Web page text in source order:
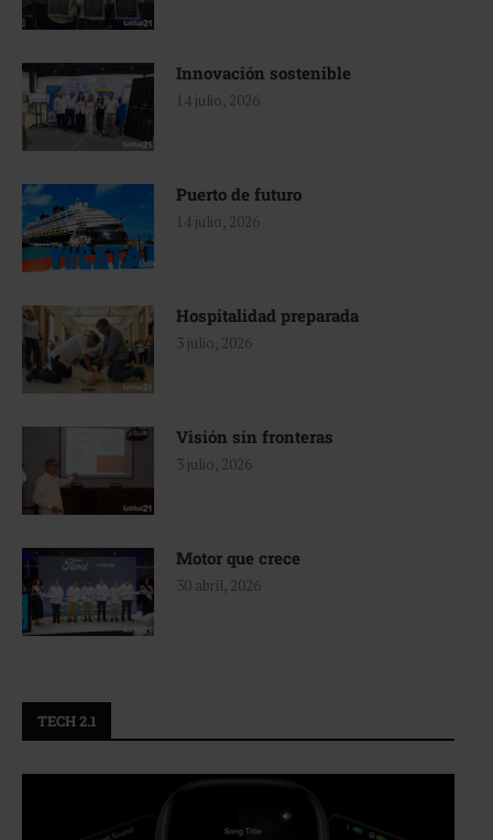
Innovación sostenible
14 julio, 2026
Puerto de futuro
14 julio, 2026
Hospitalidad preparada
3 julio, 2026
Visión sin fronteras
3 julio, 2026
Motor que crece
30 abril, 2026
TECH 2.1